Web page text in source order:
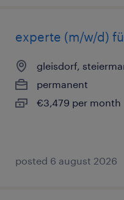
experte (m/w/d)
gleisdorf,
permanent
€3,479 per month
posted 6 august 2026